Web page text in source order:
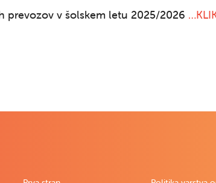
prevozov v šolskem letu 2025/2026